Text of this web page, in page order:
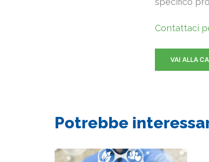
Contattaci
VAI ALLA
Potrebbe